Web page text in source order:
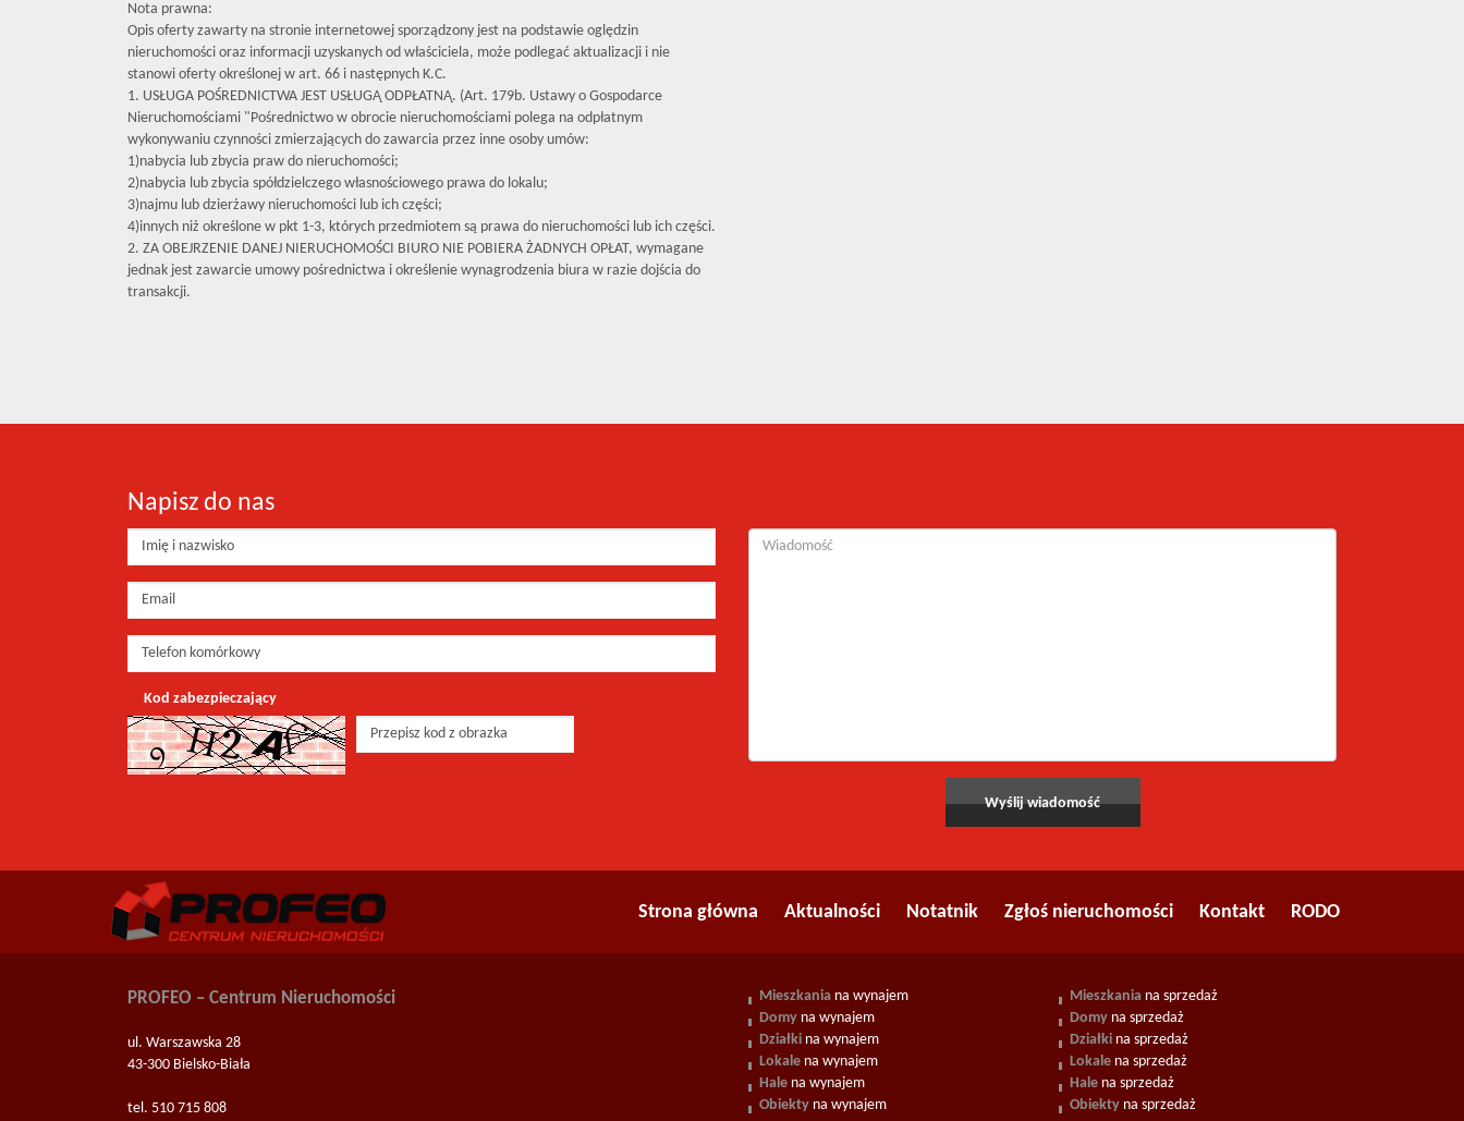
Nota prawna:
Opis oferty zawarty na stronie internetowej sporządzony jest na podstawie oględzin
nieruchomości oraz informacji uzyskanych od właściciela, może podlegać aktualizacji i nie
stanowi oferty określonej w art. 66 i następnych K.C.
1. USŁUGA POŚREDNICTWA JEST USŁUGĄ ODPŁATNĄ. (Art. 179b. Ustawy o Gospodarce
Nieruchomościami "Pośrednictwo w obrocie nieruchomościami polega na odpłatnym
wykonywaniu czynności zmierzających do zawarcia przez inne osoby umów:
1)nabycia lub zbycia praw do nieruchomości;
2)nabycia lub zbycia spółdzielczego własnościowego prawa do lokalu;
3)najmu lub dzierżawy nieruchomości lub ich części;
4)innych niż określone w pkt 1-3, których przedmiotem są prawa do nieruchomości lub ich części.
2. ZA OBEJRZENIE DANEJ NIERUCHOMOŚCI BIURO NIE POBIERA ŻADNYCH OPŁAT, wymagane
jednak jest zawarcie umowy pośrednictwa i określenie wynagrodzenia biura w razie dojścia do
transakcji.
Napisz do nas
Kod zabezpieczający
Strona główna Aktualności Notatnik Zgłoś nieruchomości Kontakt RODO
PROFEO – Centrum Nieruchomości
ul. Warszawska 28
43-300 Bielsko-Biała
tel. 510 715 808
Mieszkania na wynajem
Domy na wynajem
Działki na wynajem
Lokale na wynajem
Hale na wynajem
Obiekty na wynajem
Mieszkania na sprzedaż
Domy na sprzedaż
Działki na sprzedaż
Lokale na sprzedaż
Hale na sprzedaż
Obiekty na sprzedaż